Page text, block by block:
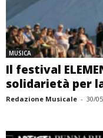
MUSICA
Il festival
solidarietà per
Redazione Musicale - 30/